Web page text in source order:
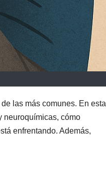
las más comunes. En esta
neuroquímicas, cómo
enfrentando. Además,